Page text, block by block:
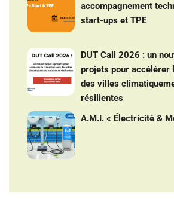
accompagnement
start-ups et TPE
DUT Call 2026 : un
projets pour accélérer
des villes
résilientes
A.M.I. « Électricité &